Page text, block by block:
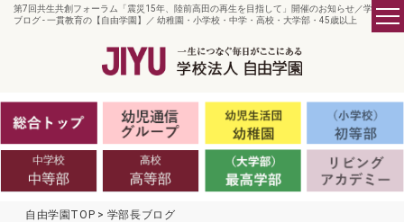
第7回共生共創フォーラム「震災15年、陸前高田の再生を目指して」開催のお知らせ／学部長
ブログ - 一貫教育の【自由学園】／ 幼稚園・小学校・中学・高校・大学部・45歳以上
自由学園TOP
学部長ブログ